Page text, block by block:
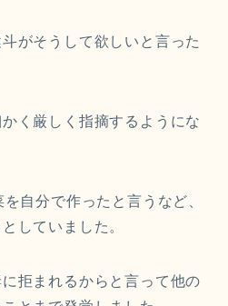
がそうして欲しいと言った
く厳しく指摘するようにな
自分で作ったと言うなど、
していました。
拒まれるからと言って他の